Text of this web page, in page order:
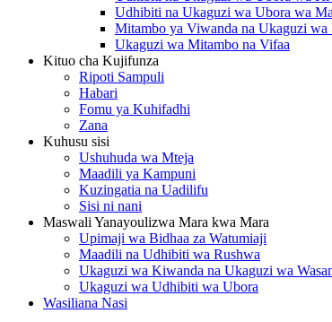
Udhibiti na Ukaguzi wa Ubora wa
Mitambo ya Viwanda na Ukaguzi
Ukaguzi wa Mitambo na Vifaa
Kituo cha Kujifunza
Ripoti Sampuli
Habari
Fomu ya Kuhifadhi
Zana
Kuhusu sisi
Ushuhuda wa Mteja
Maadili ya Kampuni
Kuzingatia na Uadilifu
Sisi ni nani
Maswali Yanayoulizwa Mara kwa Mara
Upimaji wa Bidhaa za Watumiaji
Maadili na Udhibiti wa Rushwa
Ukaguzi wa Kiwanda na Ukaguzi wa
Ukaguzi wa Udhibiti wa Ubora
Wasiliana Nasi